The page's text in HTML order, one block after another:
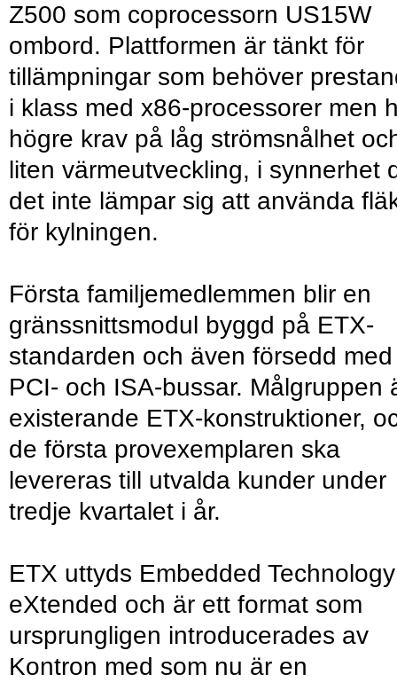
Z500 som coprocessorn US15W
ombord. Plattformen är tänkt för
tillämpningar som behöver
i klass med x86-processorer men
högre krav på låg strömsnålhet
liten värmeutveckling, i synnerhet
det inte lämpar sig att använda
för kylningen.
Första familjemedlemmen blir en
gränssnittsmodul byggd på ETX-
standarden och även försedd med
PCI- och ISA-bussar. Målgruppen
existerande ETX-konstruktioner,
de första provexemplaren ska
levereras till utvalda kunder under
tredje kvartalet i år.
ETX uttyds Embedded Technology
eXtended och är ett format som
ursprungligen introducerades av
Kontron med som nu är en